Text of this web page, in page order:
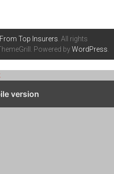
Top Insurers . All rights
Powered byWordPress
version